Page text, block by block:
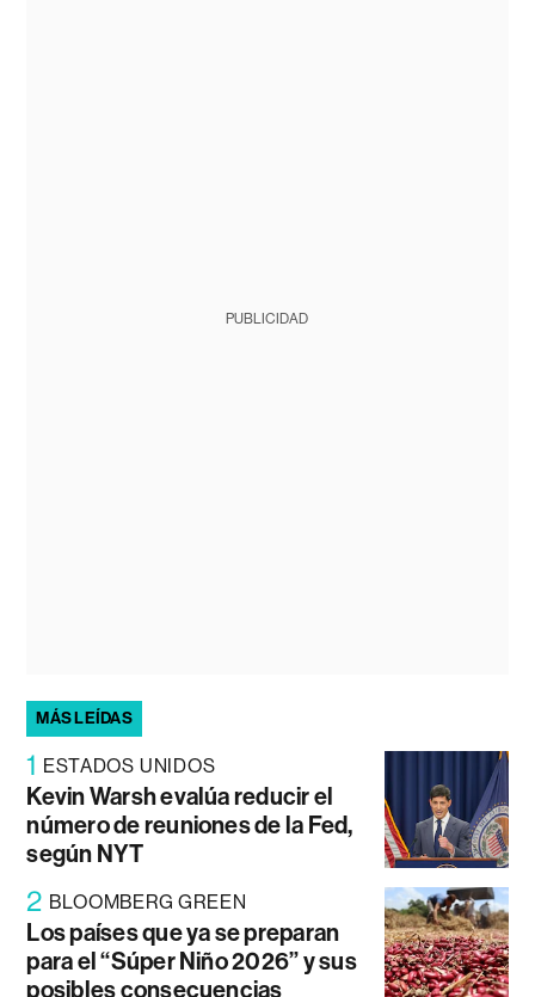
PUBLICIDAD
MÁS LEÍDAS
1 ESTADOS UNIDOS
Kevin Warsh evalúa reducir el
número de reuniones de la Fed,
según NYT
2 BLOOMBERG GREEN
Los países que ya se preparan
para el “Súper Niño 2026” y sus
posibles consecuencias